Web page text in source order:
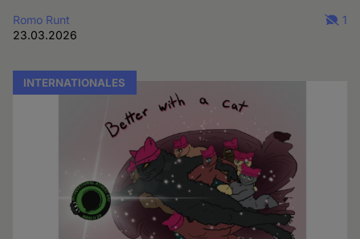
Romo Runt
23.03.2026
1
INTERNATIONALES